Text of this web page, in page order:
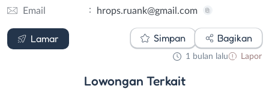
Email : hrops.ruank@gmail.com
Lamar
Email
Simpan Bagikan
1 bulan lalu Lapor
Lowongan Terkait